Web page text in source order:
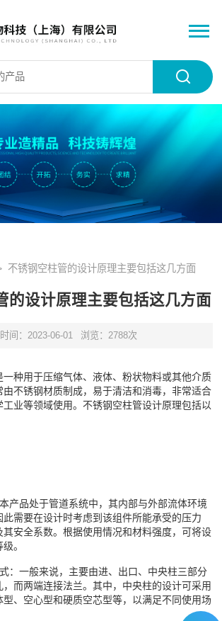
不锈钢空柱管的设计原理主要包括这几方面
的设计原理主要包括这几方面
间：2023-06-01 浏览：2788次
用于压缩气体、液体、粉状物料或其他介质
由不锈钢材质制成，易于清洁和消毒，非常适合
业等领域使用。不锈钢空柱管设计原理包括以
品处于管道系统中，其内部与外部流体环境
需要在设计时考虑到该组件所能承受的压力
其安全系数。根据使用情况和材料强度，可将设
。
一般来说，主要由进、出口、中央柱三部分
而两端连接法兰。其中，中央柱的设计可采用
型、空心型和硬质空芯型等，以满足不同使用场